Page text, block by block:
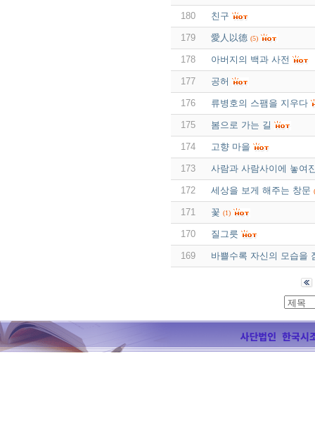
180 친구
179 愛人以德 (5)
178 아버지의 백과 사전
177 공허
176 류병호의 스팸을 지우다
175 봄으로 가는 길
174 고향 마을
173 사람과 사람사이에 놓여
172 세상을 보게 해주는 창문
171 꽃 (1)
170 질그릇
169 바쁠수록 자신의 모습을